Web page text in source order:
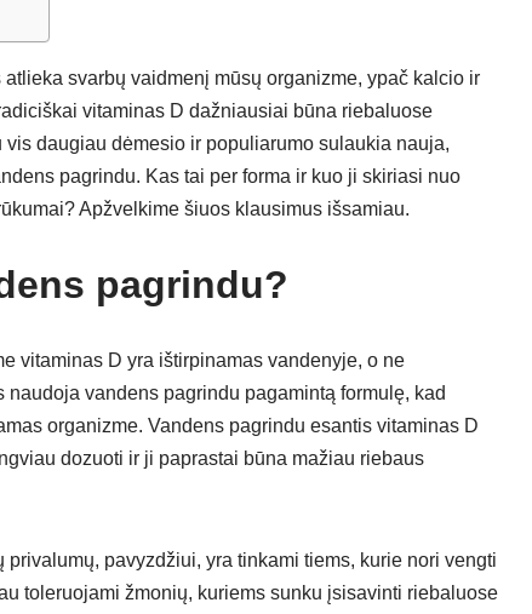
svarbų vaidmenį mūsų organizme, ypač kalcio ir
vitaminas D dažniausiai būna riebaluose
daugiau dėmesio ir populiarumo sulaukia nauja,
pagrindu. Kas tai per forma ir kuo ji skiriasi nuo
Apžvelkime šiuos klausimus išsamiau.
pagrindu?
vitaminas D yra ištirpinamas vandenyje, o ne
vandens pagrindu pagamintą formulę, kad
organizme. Vandens pagrindu esantis vitaminas D
dozuoti ir ji paprastai būna mažiau riebaus
pavyzdžiui, yra tinkami tiems, kurie nori vengti
toleruojami žmonių, kuriems sunku įsisavinti riebaluose